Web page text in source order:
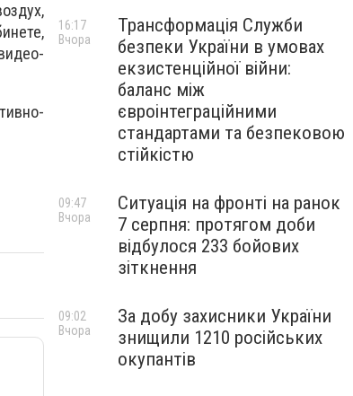
Трансформація Служби
безпеки України в умовах
екзистенційної війни:
баланс між
євроінтеграційними
стандартами та безпековою
стійкістю
16:17
Вчора
Ситуація на фронті на ранок
7 серпня: протягом доби
відбулося 233 бойових
зіткнення
09:47
Вчора
За добу захисники України
знищили 1210 російських
окупантів
09:02
Вчора